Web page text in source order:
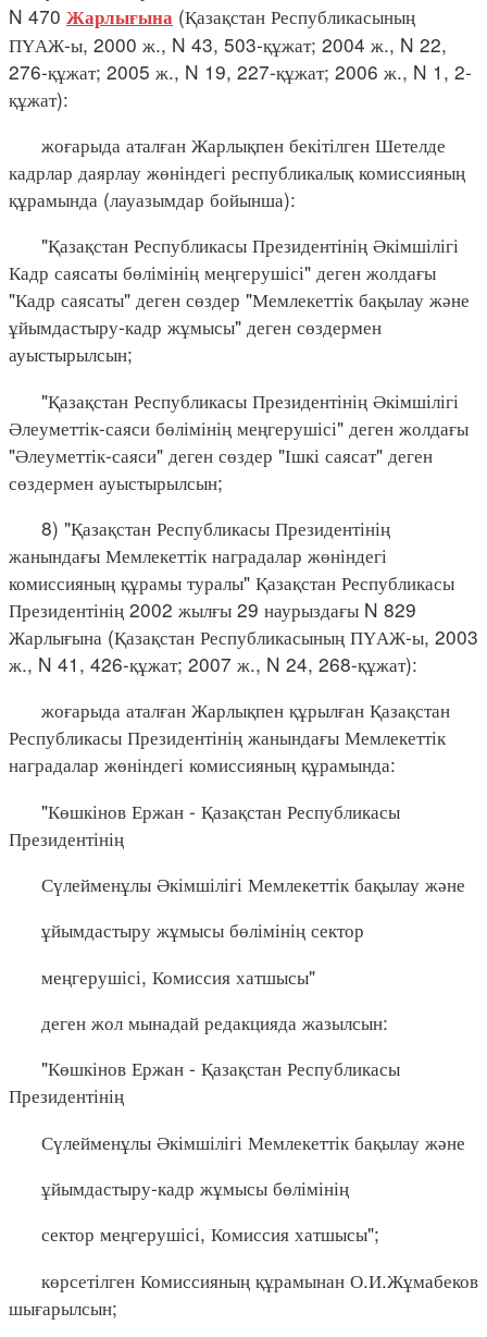
N 470 Жарлығына (Қазақстан Республикасының
ПҮАЖ-ы, 2000 ж., N 43, 503-құжат; 2004 ж., N 22,
276-құжат; 2005 ж., N 19, 227-құжат; 2006 ж., N 1, 2-
құжат):
жоғарыда аталған Жарлықпен бекітілген Шетелде
кадрлар даярлау жөніндегі республикалық комиссияның
құрамында (лауазымдар бойынша):
"Қазақстан Республикасы Президентінің Әкімшілігі
Кадр саясаты бөлімінің меңгерушісі" деген жолдағы
"Кадр саясаты" деген сөздер "Мемлекеттік бақылау және
ұйымдастыру-кадр жұмысы" деген сөздермен
ауыстырылсын;
"Қазақстан Республикасы Президентінің Әкімшілігі
Әлеуметтік-саяси бөлімінің меңгерушісі" деген жолдағы
"Әлеуметтік-саяси" деген сөздер "Ішкі саясат" деген
сөздермен ауыстырылсын;
8) "Қазақстан Республикасы Президентінің
жанындағы Мемлекеттік наградалар жөніндегі
комиссияның құрамы туралы" Қазақстан Республикасы
Президентінің 2002 жылғы 29 наурыздағы N 829
Жарлығына (Қазақстан Республикасының ПҮАЖ-ы, 2003
ж., N 41, 426-құжат; 2007 ж., N 24, 268-құжат):
жоғарыда аталған Жарлықпен құрылған Қазақстан
Республикасы Президентінің жанындағы Мемлекеттік
наградалар жөніндегі комиссияның құрамында:
"Көшкінов Ержан - Қазақстан Республикасы
Президентінің
Сүлейменұлы Әкімшілігі Мемлекеттік бақылау және
ұйымдастыру жұмысы бөлімінің сектор
меңгерушісі, Комиссия хатшысы"
деген жол мынадай редакцияда жазылсын:
"Көшкінов Ержан - Қазақстан Республикасы
Президентінің
Сүлейменұлы Әкімшілігі Мемлекеттік бақылау және
ұйымдастыру-кадр жұмысы бөлімінің
сектор меңгерушісі, Комиссия хатшысы";
көрсетілген Комиссияның құрамынан О.И.Жұмабеков
шығарылсын;